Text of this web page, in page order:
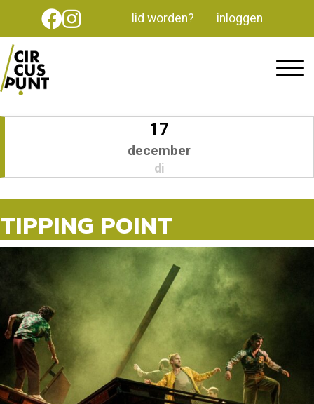
lid worden? inloggen
17
december
di
TIPPING POINT